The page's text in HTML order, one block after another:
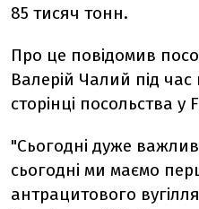
85 тисяч тонн.
Про це повідомив
Валерій Чалий під час
сторінці посольства у
"Сьогодні дуже
сьогодні ми маємо
антрацитового